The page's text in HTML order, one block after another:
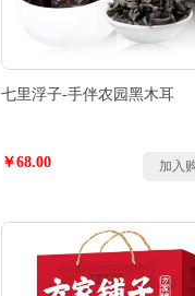
七里浮子-手伴农园黑木耳
￥68.00 加入